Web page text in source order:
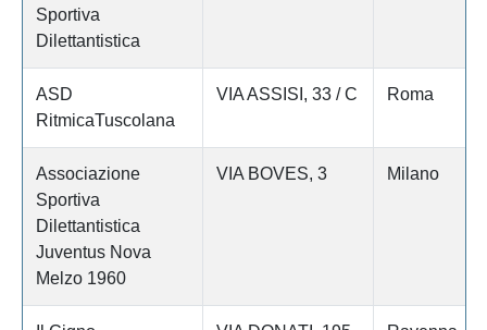
Sportiva
Dilettantistica
ASD
RitmicaTuscolana
VIA ASSISI, 33 / C Roma
Associazione
Sportiva
Dilettantistica
Juventus Nova
Melzo 1960
VIA BOVES, 3 Milano